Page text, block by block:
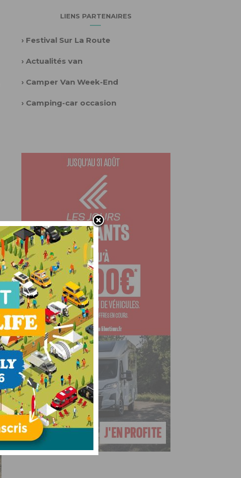
LIENS PARTENAIRES
› Festival Sur La Route
› Actualités van
› Camper Van Week-End
› Camping-car occasion